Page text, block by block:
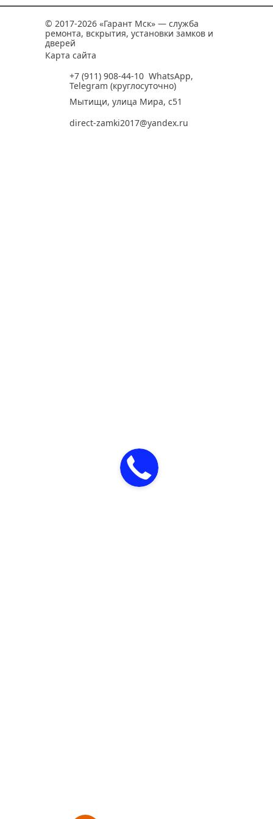
«Бастион».
консультации по любым вопросам.
ремонта дверей и замков, а также
предложит лучшие решения под ваш
случай.
© 2017-2026 «Гарант Мск» — служба
ремонта, вскрытия, установки замков и
дверей
Карта сайта
+7 (911) 908-44-10 WhatsApp,
Telegram (круглосуточно)
Мытищи, улица Мира, с51
direct-zamki2017@yandex.ru